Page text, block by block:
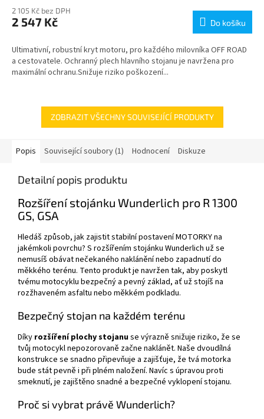
2 105 Kč bez DPH
2 547 Kč Do košíku
Ultimativní, robustní kryt motoru, pro každého milovníka OFF ROAD
a cestovatele. Ochranný plech hlavního stojanu je navržena pro
maximální ochranu.Snižuje riziko poškození...
ZOBRAZIT VŠECHNY SOUVISEJÍCÍ PRODUKTY
Popis Související soubory (1) Hodnocení Diskuze
Detailní popis produktu
Rozšíření stojánku Wunderlich pro R 1300
GS, GSA
Hledáš způsob, jak zajistit stabilní postavení MOTORKY na
jakémkoli povrchu? S rozšířením stojánku Wunderlich už se
nemusíš obávat nečekaného naklánění nebo zapadnutí do
měkkého terénu. Tento produkt je navržen tak, aby poskytl
tvému motocyklu bezpečný a pevný základ, ať už stojíš na
rozžhaveném asfaltu nebo měkkém podkladu.
Bezpečný stojan na každém terénu
Díky rozšíření plochy stojanuse výrazně snižuje riziko, že se
tvůj motocykl nepozorovaně začne naklánět. Naše dvoudílná
konstrukce se snadno připevňuje a zajišťuje, že tvá motorka
bude stát pevně i při plném naložení. Navíc s úpravou proti
smeknutí, je zajištěno snadné a bezpečné vyklopení stojanu.
Proč si vybrat právě Wunderlich?